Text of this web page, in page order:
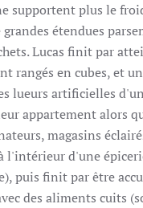
supportent plus le
étendues
Lucas finit par
rangés en cubes, et
lueurs artificielles
appartement alors
magasins
d'une
puis finit par être
des aliments cuits